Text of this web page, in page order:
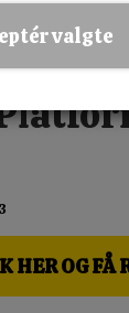
3
HER OG FÅ
valgte